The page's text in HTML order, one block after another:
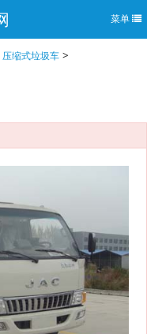
菜单
压缩式垃圾车>